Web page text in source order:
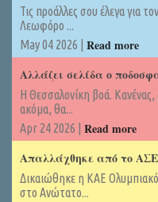
Τις προάλλες σου έλεγα για
Λεωφόρο ...
May 04 2026 | Read more
Αλλάζει σελίδα ο
Η Θεσσαλονίκη βοά. Κανένας,
ακόμα, θα...
Apr 24 2026 | Read more
Απαλλάχθηκε από το
Δικαιώθηκε η ΚΑΕ
στο Ανώτατο...